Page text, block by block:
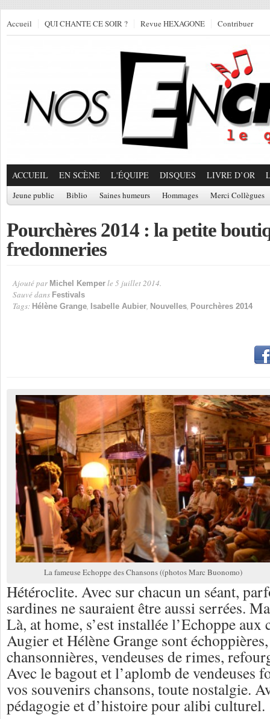
Accueil QUI CHANTE CE SOIR ? Revue HEXAGONE Contribuer
ACCUEIL EN SCÈNE L'ÉQUIPE DISQUES LIVRE D’OR
Jeune public Biblio Saines humeurs Hommages Merci Collègues
Pourchères 2014 : la petite
fredonneries
Ajouté par Michel Kemper le 5 juillet 2014.
Sauvé dans Festivals
Tags: Hélène Grange, Isabelle Aubier, Nouvelles, Pourchères 2014
La fameuse Echoppe des Chansons ((photos Marc Buonomo)
Hétéroclite. Avec sur chacun un séant,
sardines ne sauraient être aussi serrées.
Là, at home, s’est installée l’Echoppe aux
Augier et Hélène Grange sont
chansonnières, vendeuses de rimes,
Avec le bagout et l’aplomb de vendeuses
vos souvenirs chansons, toute nostalgie.
pédagogie et d’histoire pour alibi culturel.